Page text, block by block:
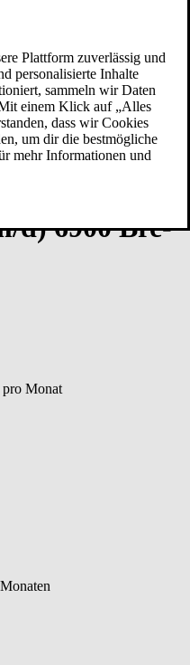
Plattform zuverlässig und
personalisierte Inhalte
sammeln wir Daten
einem Klick auf „Alles
dass wir Cookies
um dir die bestmögliche
mehr Informationen und
d) 6900 B­re­
Monat